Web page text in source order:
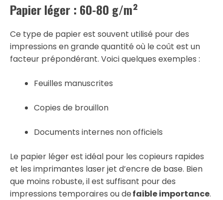
Papier léger : 60-80 g/m²
Ce type de papier est souvent utilisé pour des
impressions en grande quantité où le coût est un
facteur prépondérant. Voici quelques exemples :
Feuilles manuscrites
Copies de brouillon
Documents internes non officiels
Le papier léger est idéal pour les copieurs rapides
et les imprimantes laser jet d’encre de base. Bien
que moins robuste, il est suffisant pour des
impressions temporaires ou defaible importance.